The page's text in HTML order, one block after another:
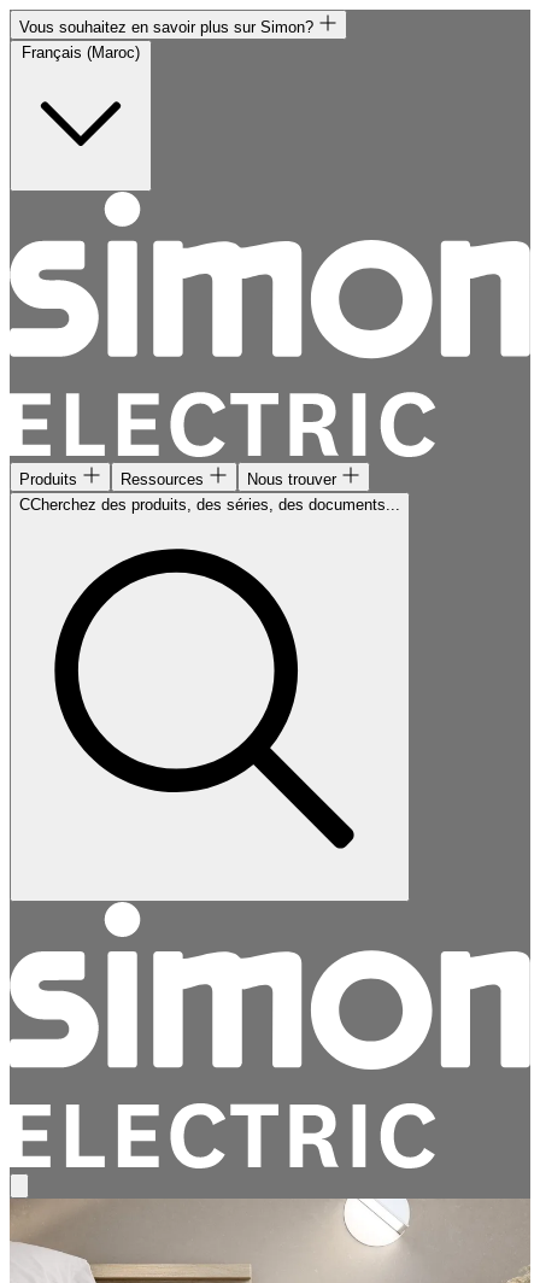
Vous souhaitez en savoir plus sur Simon?
Produits Ressources
Nous trouver
CCherchez des produits, des séries, des documents...